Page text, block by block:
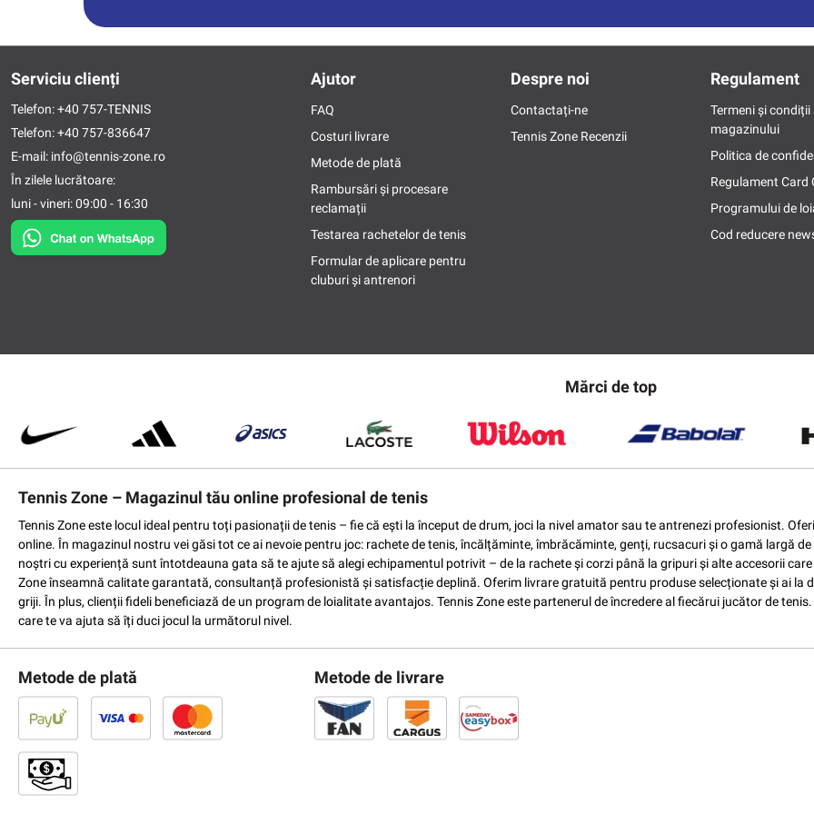
Serviciu clienți
Telefon:+40 757-TENNIS
Telefon:+40 757-836647
E-mail: info@tennis-zone.ro
În zilele lucrătoare:
luni - vineri: 09:00 - 16:30
Ajutor
FAQ
Costuri livrare
Metode de plată
Rambursări și procesare
reclamații
Testarea rachetelor de tenis
Formular de aplicare pentru
cluburi și antrenori
Despre noi
Contactați-ne
Tennis Zone Recenzii
Regulament
Termeni și condiții
magazinului
Politica de
Regulament Card
Programului de
Cod reducere
Mărci de top
Tennis Zone – Magazinul tău online profesional de tenis
Tennis Zone este locul ideal pentru toți pasionații de tenis – fie că ești la început de drum, joci la nivel amator sau te antrenezi profesionist.
online. În magazinul nostru vei găsi tot ce ai nevoie pentru joc: rachete de tenis, încălțăminte, îmbrăcăminte, genți, rucsacuri și o gamă largă
noștri cu experiență sunt întotdeauna gata să te ajute să alegi echipamentul potrivit – de la rachete și corzi până la gripuri și alte accesorii
Zone înseamnă calitate garantată, consultanță profesionistă și satisfacție deplină. Oferim livrare gratuită pentru produse selecționate și ai la
griji. În plus, clienții fideli beneficiază de un program de loialitate avantajos. Tennis Zone este partenerul de încredere al fiecărui jucător de
care te va ajuta să îți duci jocul la următorul nivel.
Metode de plată Metode de livrare